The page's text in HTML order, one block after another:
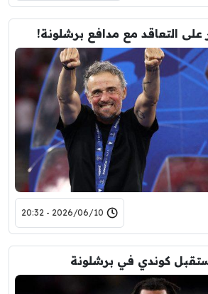
التعاقد مع مدافع برشلونة!
2026/06/10 - 20:32
كوندي في برشلونة